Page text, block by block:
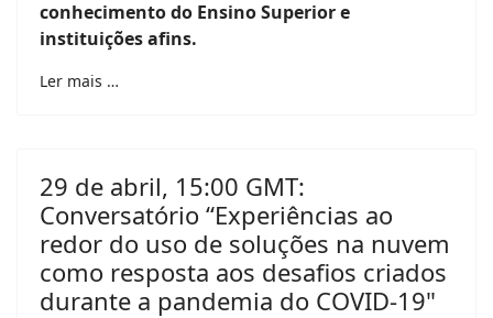
conhecimento do Ensino Superior e
instituições afins.
Ler mais …
29 de abril, 15:00 GMT:
Conversatório “Experiências ao
redor do uso de soluções na nuvem
como resposta aos desafios criados
durante a pandemia do COVID-19"